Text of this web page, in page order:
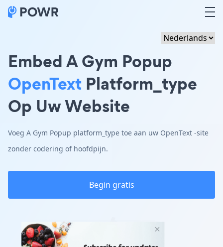
Embed A Gym Popup
OpenText Platform_type
Op Uw Website
Voeg A Gym Popup platform_type toe aan uw OpenText -site
zonder codering of hoofdpijn.
Begin gratis